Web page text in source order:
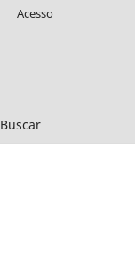
Buscar
Acesso